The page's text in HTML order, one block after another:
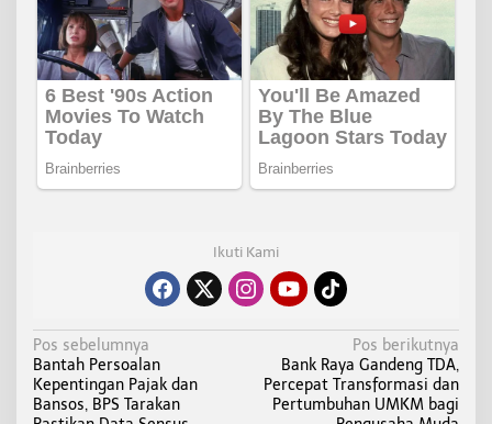
Ikuti Kami
N
a
v
Pos sebelumnya
Bantah Persoalan
Kepentingan Pajak dan
Bansos, BPS Tarakan
Pos berikutnya
Bank Raya Gandeng TDA,
Percepat Transformasi dan
Pertumbuhan UMKM bagi